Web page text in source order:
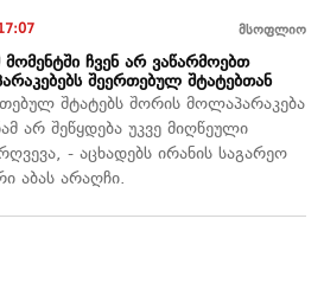
მსოფლიო
ჩვენ არ ვაწარმოებთ
შეერთებულ შტატებთან
შტატებს შორის მოლაპარაკება
არ შეწყდება უკვე მიღწეული
- აცხადებს ირანის საგარეო
აბას არაღჩი.